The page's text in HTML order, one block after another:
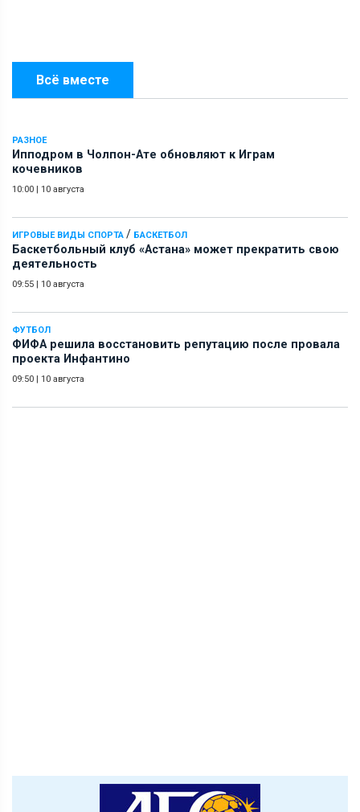
Всё вместе
РАЗНОЕ
Ипподром в Чолпон-Ате обновляют к Играм
кочевников
10:00 | 10 августа
ИГРОВЫЕ ВИДЫ СПОРТА / БАСКЕТБОЛ
Баскетбольный клуб «Астана» может прекратить свою
деятельность
09:55 | 10 августа
ФУТБОЛ
ФИФА решила восстановить репутацию после провала
проекта Инфантино
09:50 | 10 августа